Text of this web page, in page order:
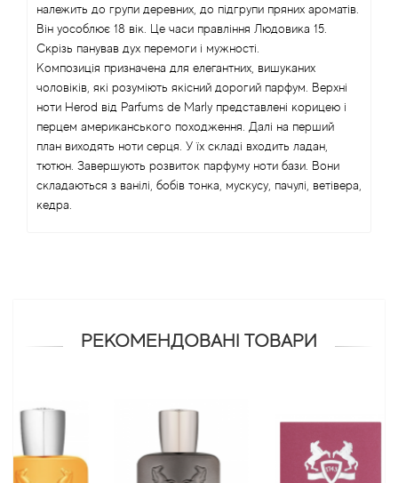
належить до групи деревних, до підгрупи пряних ароматів.
Він уособлює 18 вік. Це часи правління Людовика 15.
Скрізь панував дух перемоги і мужності.
Композиція призначена для елегантних, вишуканих
чоловіків, які розуміють якісний дорогий парфум. Верхні
ноти Herod від Parfums de Marly представлені корицею і
перцем американського походження. Далі на перший
план виходять ноти серця. У їх складі входить ладан,
тютюн. Завершують розвиток парфуму ноти бази. Вони
складаються з ванілі, бобів тонка, мускусу, пачулі, ветівера,
кедра.
РЕКОМЕНДОВАНІ ТОВАРИ
Antonio Banderas
Antonio Puig
Antonio Visconti
Aquolina
Arabesque Perfumes
Ariana Grande
Armand Basi